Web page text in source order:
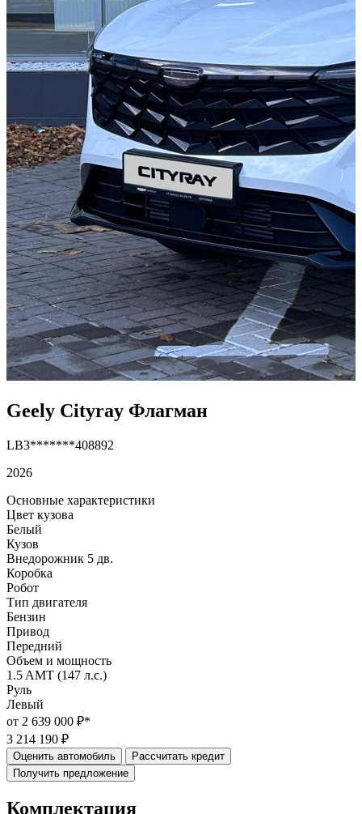
Geely Cityray Флагман
LB3*******408892
2026
Основные характеристики
Цвет кузова
Белый
Кузов
Внедорожник 5 дв.
Коробка
Робот
Тип двигателя
Бензин
Привод
Передний
Объем и мощность
1.5 AMT (147 л.с.)
Руль
Левый
от 2 639 000 ₽*
3 214 190 ₽
Оценить автомобиль
Рассчитать кредит
Получить предложение
Комплектация